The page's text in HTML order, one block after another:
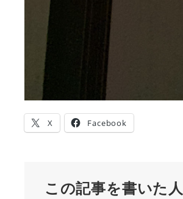
X Facebook
この記事を書いた人